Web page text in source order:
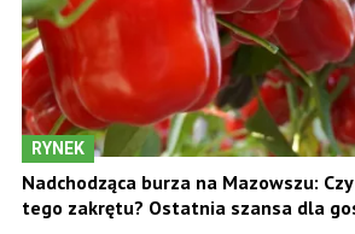
RYNEK
Nadchodząca burza na Mazowszu:
tego zakrętu? Ostatnia szansa dla